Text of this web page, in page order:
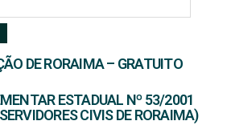
DE RORAIMA – GRATUITO
ESTADUAL Nº 53/2001
CIVIS DE RORAIMA)